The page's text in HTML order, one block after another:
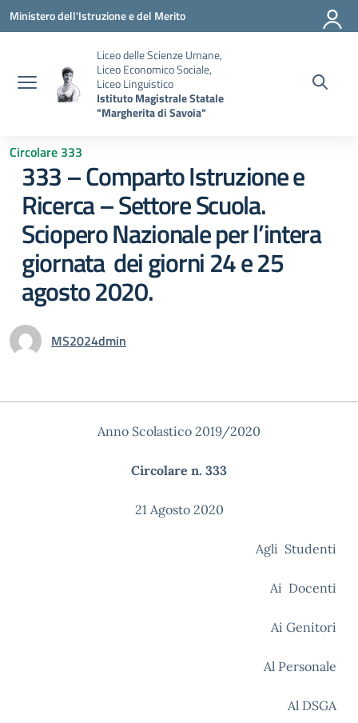
Vai ai contenuti
Vai al menu di navigazione
Vai al footer
Ministero dell'Istruzione e del Merito
Liceo delle Scienze Umane,
Liceo Economico Sociale,
Liceo Linguistico
Istituto Magistrale Statale
"Margherita di Savoia"
Circolare 333
333 – Comparto Istruzione e
Ricerca – Settore Scuola.
Sciopero Nazionale per l’intera
giornata dei giorni 24 e 25
agosto 2020.
MS2024dmin
Anno Scolastico 2019/2020
Circolare n. 333
21 Agosto 2020
Agli Studenti
Ai Docenti
Ai Genitori
Al Personale
Al DSGA